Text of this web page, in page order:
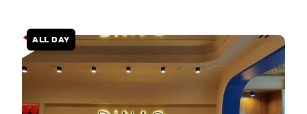
ALL DAY